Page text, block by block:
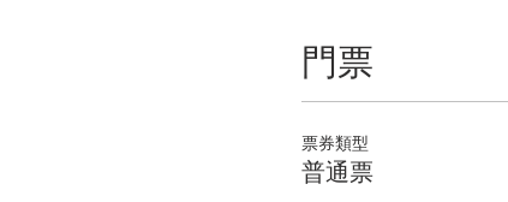
門票
票券類型
普通票